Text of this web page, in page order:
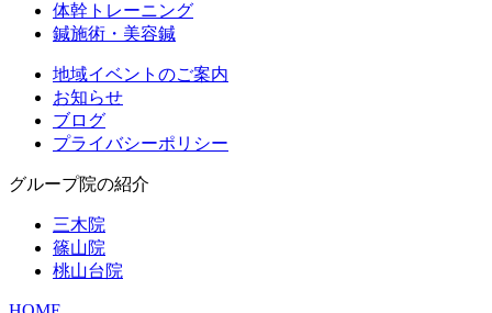
体幹トレーニング
鍼施術・美容鍼
地域イベントのご案内
お知らせ
ブログ
プライバシーポリシー
グループ院の紹介
三木院
篠山院
桃山台院